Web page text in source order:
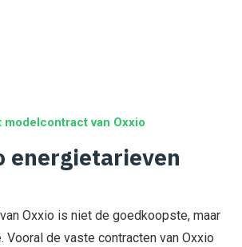
modelcontract van Oxxio
energietarieven
Oxxio is niet de goedkoopste, maar
Vooral de vaste contracten van Oxxio